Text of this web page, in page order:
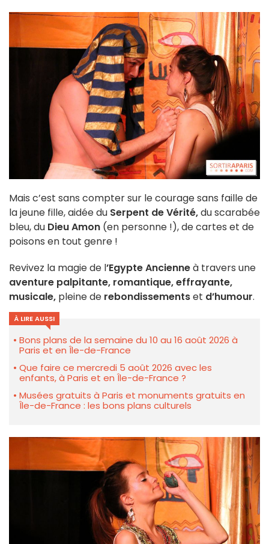
Mais c’est sans compter sur le courage sans faille de
la jeune fille, aidée du Serpent de Vérité,du scarabée
bleu, du Dieu Amon (en personne !), de cartes et de
poisons en tout genre !
Revivez la magie de l’Egypte Ancienneà travers une
aventure palpitante, romantique, effrayante,
musicale, pleine de rebondissementset d’humour.
À LIRE AUSSI
Bons plans de la semaine du 10 au 16 août 2026 à
Paris et en Île-de-France
Que faire ce mercredi 5 août 2026 avec les
enfants, à Paris et en Île-de-France ?
Musées gratuits à Paris et monuments gratuits en
Île-de-France : les bons plans culturels